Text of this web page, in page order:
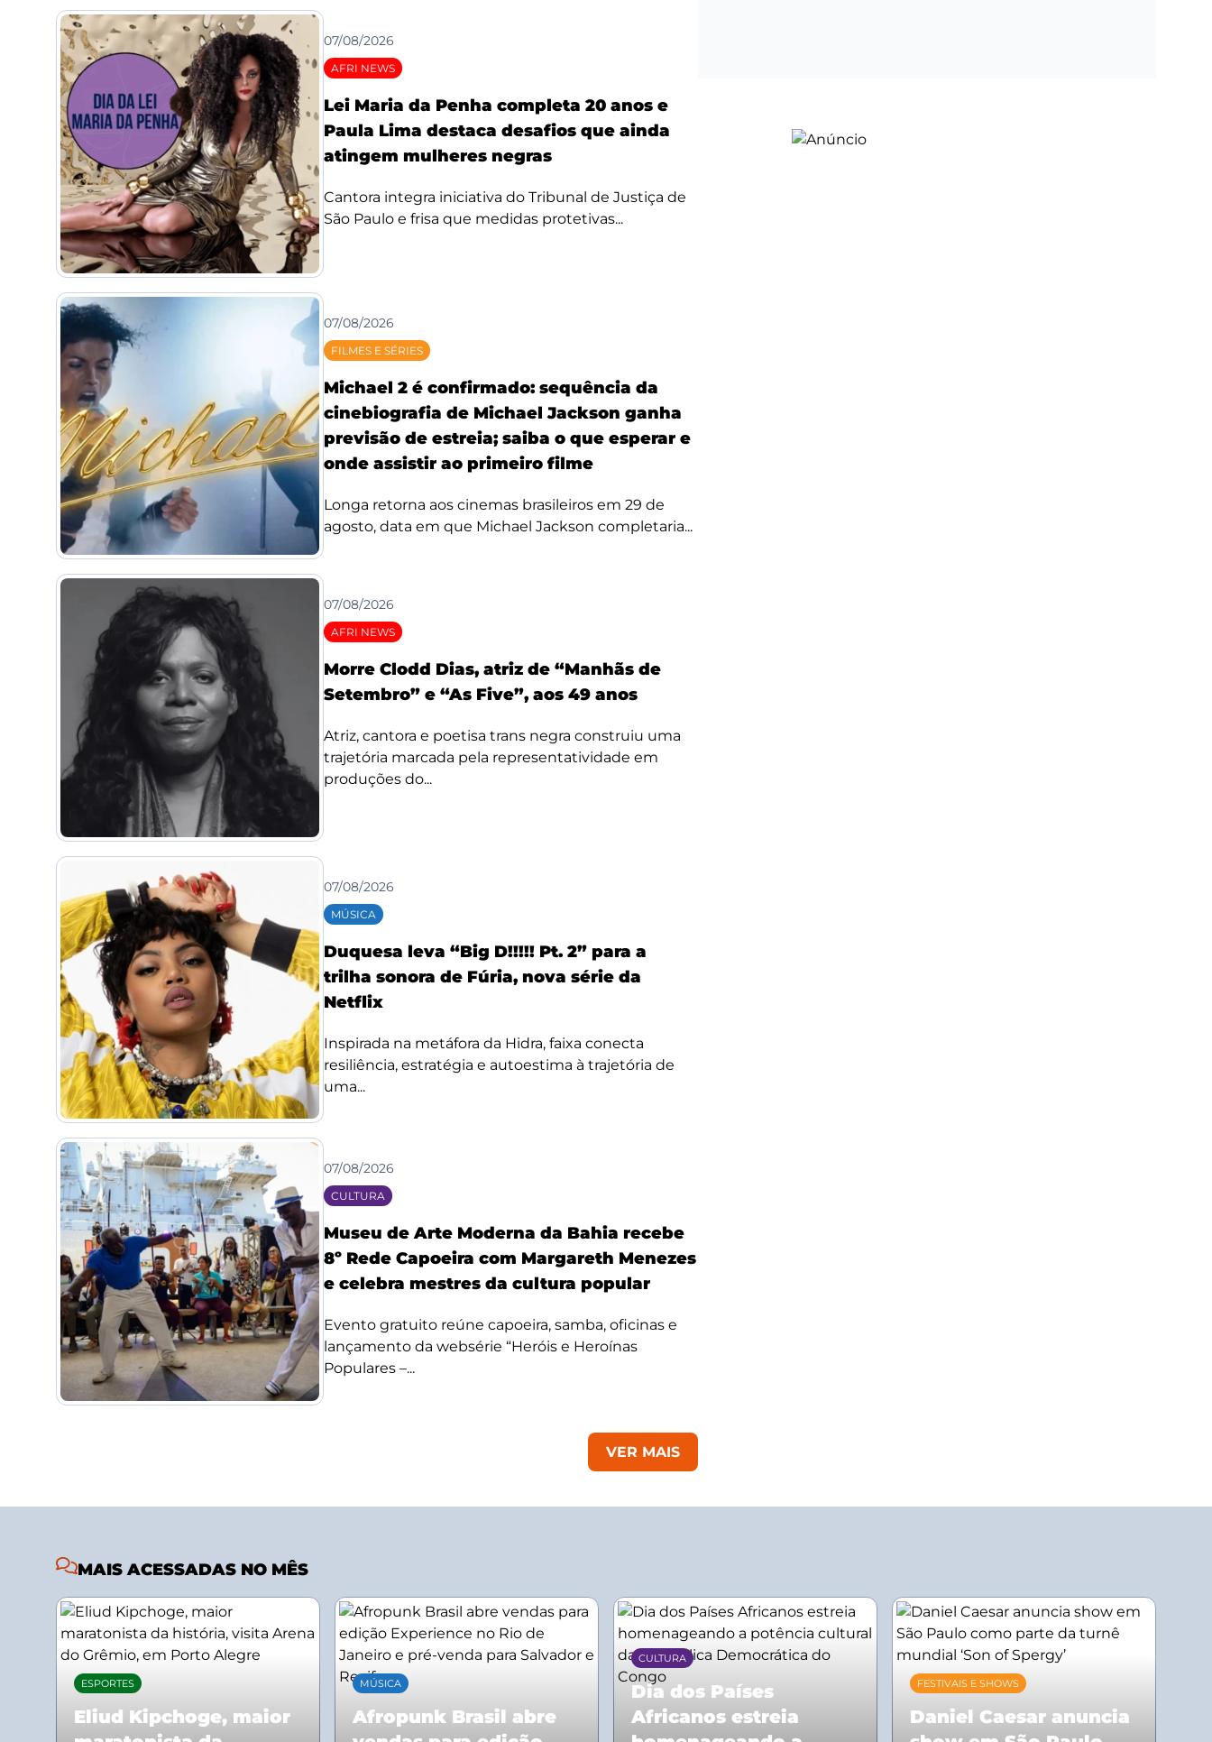
07/08/2026
AFRI NEWS
Lei Maria da Penha completa 20 anos e
Paula Lima destaca desafios que ainda
atingem mulheres negras
Cantora integra iniciativa do Tribunal de Justiça de
São Paulo e frisa que medidas protetivas...
07/08/2026
FILMES E SÉRIES
Michael 2 é confirmado: sequência da
cinebiografia de Michael Jackson ganha
previsão de estreia; saiba o que esperar e
onde assistir ao primeiro filme
Longa retorna aos cinemas brasileiros em 29 de
agosto, data em que Michael Jackson completaria...
07/08/2026
AFRI NEWS
Morre Clodd Dias, atriz de “Manhãs de
Setembro” e “As Five”, aos 49 anos
Atriz, cantora e poetisa trans negra construiu uma
trajetória marcada pela representatividade em
produções do...
07/08/2026
MÚSICA
Duquesa leva “Big D!!!!! Pt. 2” para a
trilha sonora de Fúria, nova série da
Netflix
Inspirada na metáfora da Hidra, faixa conecta
resiliência, estratégia e autoestima à trajetória de
uma...
07/08/2026
CULTURA
Museu de Arte Moderna da Bahia recebe
8º Rede Capoeira com Margareth Menezes
e celebra mestres da cultura popular
Evento gratuito reúne capoeira, samba, oficinas e
lançamento da websérie “Heróis e Heroínas
Populares –...
VER MAIS
MAIS ACESSADAS NO MÊS
ESPORTES
Eliud Kipchoge, maior
MÚSICA
Afropunk Brasil abre
CULTURA
Dia dos Países
Africanos estreia
FESTIVAIS E SHOWS
Daniel Caesar anuncia